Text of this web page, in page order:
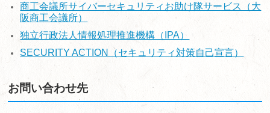
商工会議所サイバーセキュリティお助け隊サービス（大
阪商工会議所）
独立行政法人情報処理推進機構（IPA）
SECURITY ACTION（セキュリティ対策自己宣言）
お問い合わせ先